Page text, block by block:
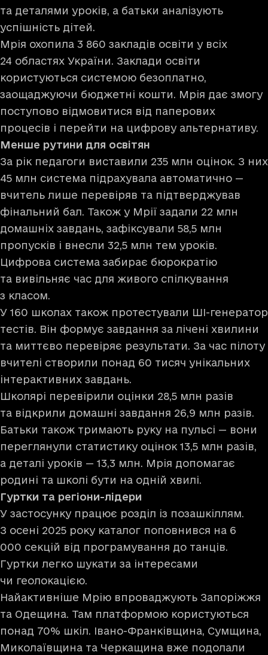
та деталями уроків, а батьки аналізують
успішність дітей.
Мрія охопила 3 860 закладів освіти у всіх
24 областях України. Заклади освіти
користуються системою безоплатно,
заощаджуючи бюджетні кошти. Мрія дає змогу
поступово відмовитися від паперових
процесів і перейти на цифрову альтернативу.
Менше рутини для освітян
За рік педагоги виставили 235 млн оцінок. З них
45 млн система підрахувала автоматично —
вчитель лише перевіряв та підтверджував
фінальний бал. Також у Мрії задали 22 млн
домашніх завдань, зафіксували 58,5 млн
пропусків і внесли 32,5 млн тем уроків.
Цифрова система забирає бюрократію
та вивільняє час для живого спілкування
з класом.
У 160 школах також протестували ШІ-генератор
тестів. Він формує завдання за лічені хвилини
та миттєво перевіряє результати. За час пілоту
вчителі створили понад 60 тисяч унікальних
інтерактивних завдань.
Школярі перевірили оцінки 28,5 млн разів
та відкрили домашні завдання 26,9 млн разів.
Батьки також тримають руку на пульсі — вони
переглянули статистику оцінок 13,5 млн разів,
а деталі уроків — 13,3 млн. Мрія допомагає
родині та школі бути на одній хвилі.
Гуртки та регіони-лідери
У застосунку працює розділ із позашкіллям.
З осені 2025 року каталог поповнився на 6
000 секцій від програмування до танців.
Гуртки легко шукати за інтересами
чи геолокацією.
Найактивніше Мрію впроваджують Запоріжжя
та Одещина. Там платформою користуються
понад 70% шкіл. Івано-Франківщина, Сумщина,
Миколаївщина та Черкащина вже подолали